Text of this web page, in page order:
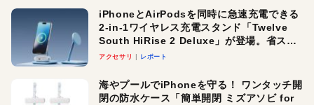
iPhoneとAirPodsを同時に急速充電できる
2-in-1ワイヤレス充電スタンド「Twelve
South HiRise 2 Deluxe」が登場。省スペ
ースでおしゃれに充電したい人にオスス
アクセサリ レポート
海やプールでiPhoneを守る！ ワンタッチ開
閉の防水ケース「簡単開閉 ミズアソビ for